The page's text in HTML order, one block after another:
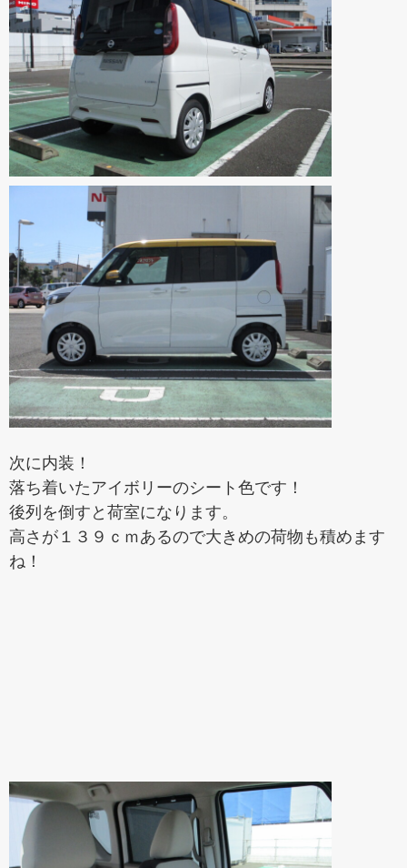
次に内装！
落ち着いたアイボリーのシート色です！
後列を倒すと荷室になります。
高さが１３９ｃｍあるので大きめの荷物も積めます
ね！